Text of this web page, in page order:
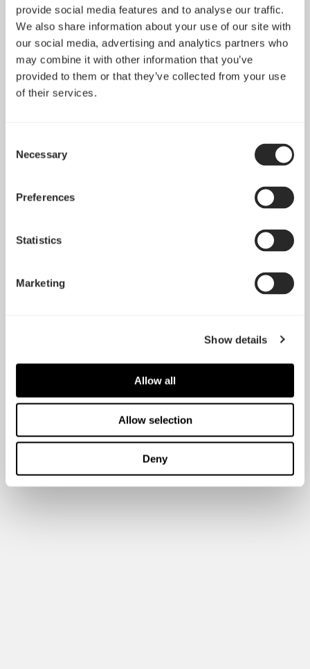
provide social media features and to analyse our traffic.
We also share information about your use of our site with
our social media, advertising and analytics partners who
may combine it with other information that you’ve
provided to them or that they’ve collected from your use
of their services.
Selection
Necessary
Preferences
Statistics
Marketing
Show details
Allow all
Allow selection
Deny